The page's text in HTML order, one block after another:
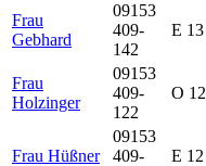
Frau
Gebhard
09153
409-
142
E 13
Frau
Holzinger
09153
409-
122
O 12
Frau Hüßner
09153
409-
E 12